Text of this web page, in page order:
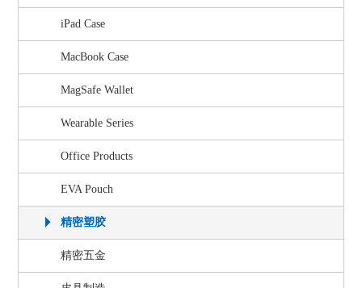
iPad Case
MacBook Case
MagSafe Wallet
Wearable Series
Office Products
EVA Pouch
精密塑胶
精密五金